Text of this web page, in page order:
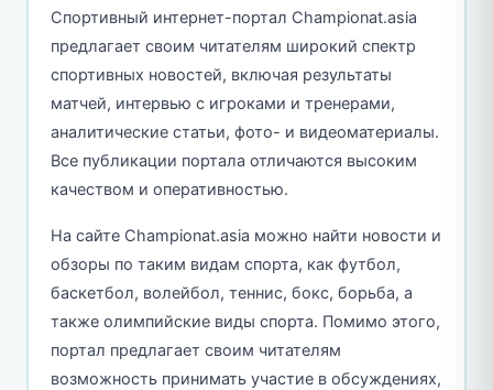
Спортивный интернет-портал Championat.asia
предлагает своим читателям широкий спектр
спортивных новостей, включая результаты
матчей, интервью с игроками и тренерами,
аналитические статьи, фото- и видеоматериалы.
Все публикации портала отличаются высоким
качеством и оперативностью.
На сайте Championat.asia можно найти новости и
обзоры по таким видам спорта, как футбол,
баскетбол, волейбол, теннис, бокс, борьба, а
также олимпийские виды спорта. Помимо этого,
портал предлагает своим читателям
возможность принимать участие в обсуждениях,